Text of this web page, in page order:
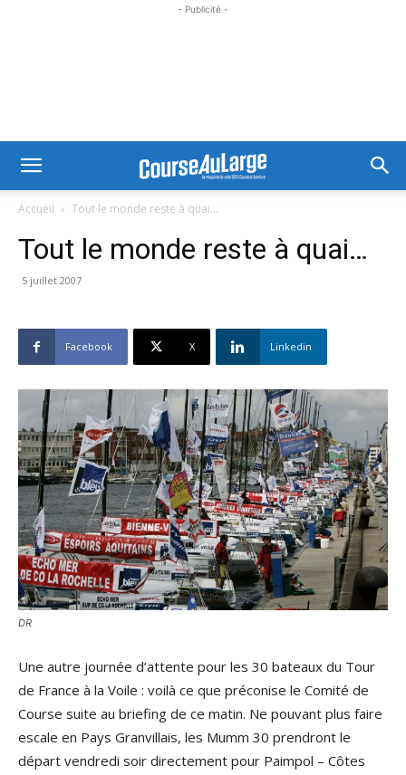
- Publicité -
Accueil Tout le monde reste à quai...
Tout le monde reste à quai…
5 juillet 2007
Facebook X Linkedin
DR
Une autre journée d’attente pour les 30 bateaux du Tour
de France à la Voile : voilà ce que préconise le Comité de
Course suite au briefing de ce matin. Ne pouvant plus faire
escale en Pays Granvillais, les Mumm 30 prendront le
départ vendredi soir directement pour Paimpol – Côtes